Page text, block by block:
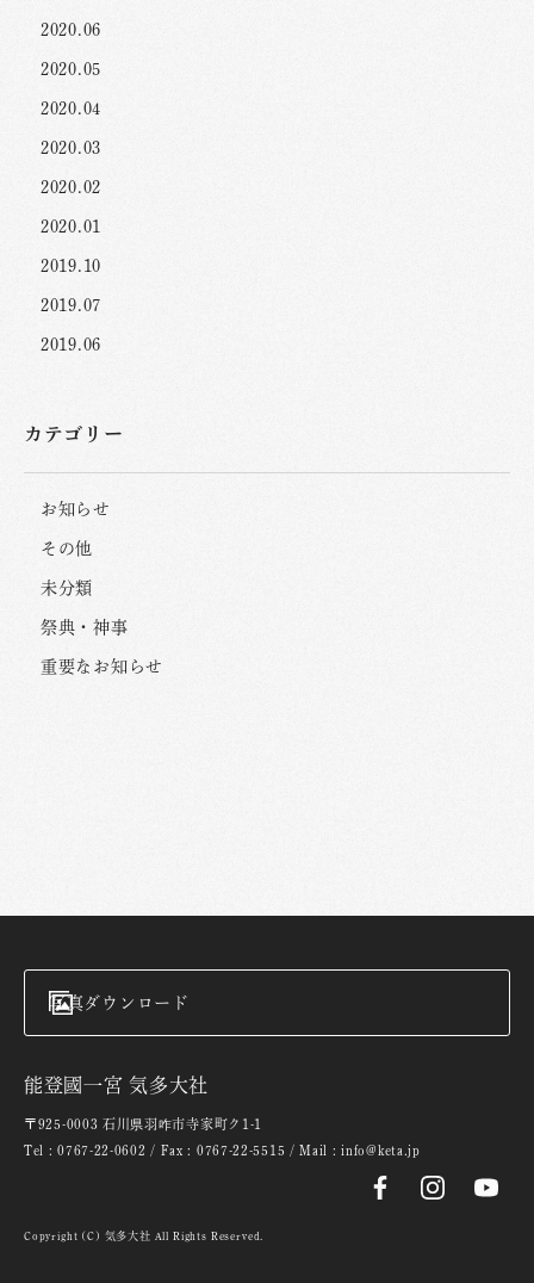
2020.06
2020.05
2020.04
2020.03
2020.02
2020.01
2019.10
2019.07
2019.06
カテゴリー
お知らせ
その他
未分類
祭典・神事
重要なお知らせ
写真ダウンロード
能登國一宮 気多大社
〒925-0003 石川県羽咋市寺家町ク1-1
Tel : 0767-22-0602 / Fax : 0767-22-5515 / Mail : info@keta.jp
Copyright (C) 気多大社 All Rights Reserved.